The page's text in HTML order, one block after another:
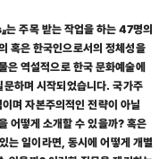
주목 받는 작업을 하는 47명의
혹은 한국인으로서의 정체성을
은 역설적으로 한국 문화예술에
문하며 시작되었습니다. 국가주
며 자본주의적인 전략이 아닐
어떻게 소개할 수 있을까? 혹은
는 일이라면, 동시에 어떻게 개별